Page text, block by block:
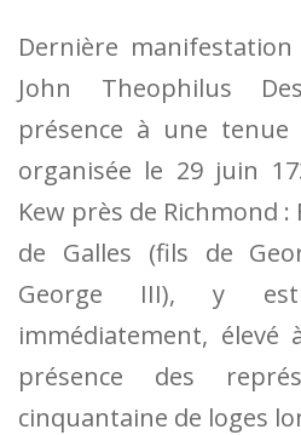
Dernière
John Theophilus
présence à une tenue
organisée le 29 juin
Kew près de Richmond
de Galles (fils de
George III), y
immédiatement, élevé
présence des
cinquantaine de loges